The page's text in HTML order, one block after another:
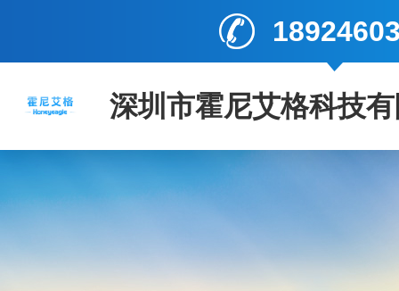
深圳市霍尼艾格科技